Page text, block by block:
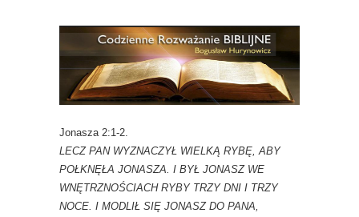
Jonasza 2:1-2.
LECZ PAN WYZNACZYŁ WIELKĄ RYBĘ, ABY
POŁKNĘŁA JONASZA. I BYŁ JONASZ WE
WNĘTRZNOŚCIACH RYBY TRZY DNI I TRZY
NOCE. I MODLIŁ SIĘ JONASZ DO PANA,